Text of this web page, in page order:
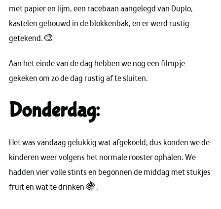
met papier en lijm, een racebaan aangelegd van Duplo,
kastelen gebouwd in de blokkenbak, en er werd rustig
getekend.🎨
Aan het einde van de dag hebben we nog een filmpje
gekeken om zo de dag rustig af te sluiten.
Donderdag:
Het was vandaag gelukkig wat afgekoeld, dus konden we de
kinderen weer volgens het normale rooster ophalen. We
hadden vier volle stints en begonnen de middag met stukjes
fruit en wat te drinken 🍇.